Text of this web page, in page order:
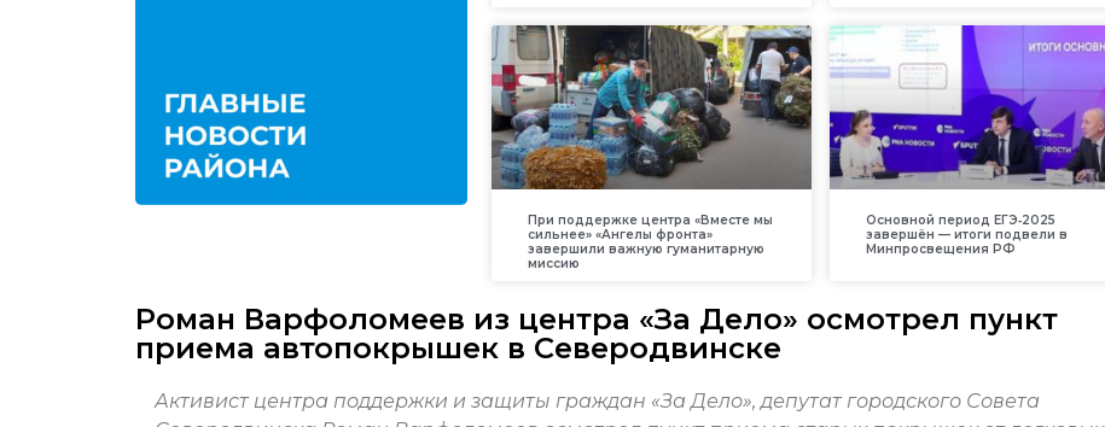
При поддержке центра «Вместе мы
сильнее» «Ангелы фронта»
завершили важную гуманитарную
миссию
Основной период ЕГЭ‑2025
завершён — итоги подвели в
Минпросвещения РФ
Роман Варфоломеев из центра «За Дело» осмотрел пункт
приема автопокрышек в Северодвинске
Активист центра поддержки и защиты граждан «За Дело», депутат городского Совета